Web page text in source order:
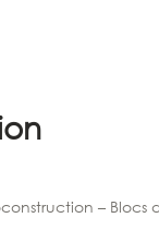
– Blocs